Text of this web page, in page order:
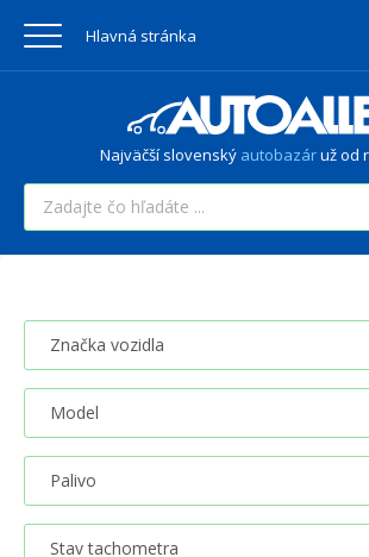
Hlavná stránka
Najväčší slovenský autobazáruž od